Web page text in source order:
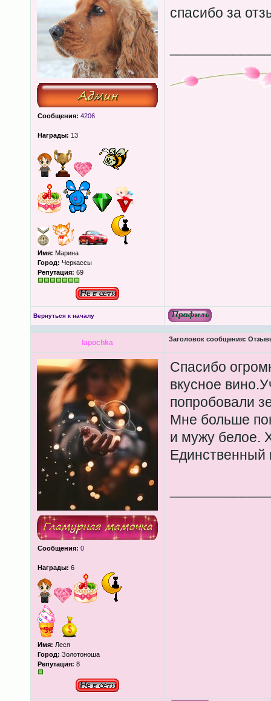
Сообщения: 4206
Награды: 13
Имя: Марина
Город: Черкассы
Репутация: 69
спасибо за
Вернуться к началу
lapochka Заголовок сообщения:
Сообщения: 0
Награды: 6
Имя: Леся
Город: Золотоноша
Репутация: 8
Спасибо
вкусное
попробовали
Мне больше
и мужу белое.
Единственный